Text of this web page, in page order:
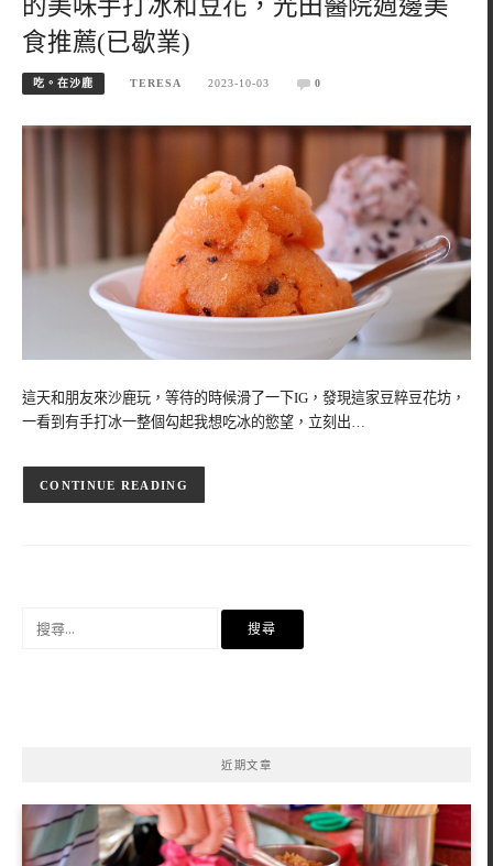
的美味手打冰和豆花，光田醫院週邊美
食推薦(已歇業)
吃。在沙鹿 TERESA 2023-10-03 0
這天和朋友來沙鹿玩，等待的時候滑了一下IG，發現這家豆粹豆花坊，
一看到有手打冰一整個勾起我想吃冰的慾望，立刻出…
CONTINUE READING
近期文章